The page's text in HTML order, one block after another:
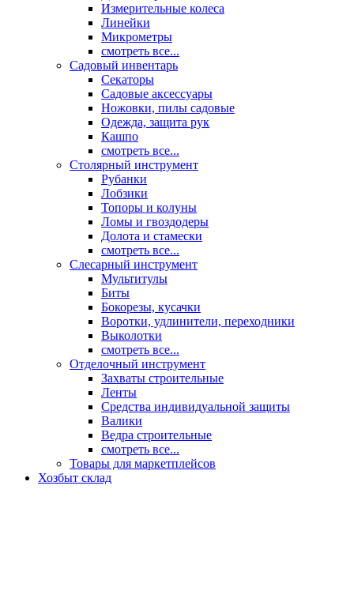
Измерительные колеса
Линейки
Микрометры
смотреть все...
Садовый инвентарь
Секаторы
Садовые аксессуары
Ножовки, пилы садовые
Одежда, защита рук
Кашпо
смотреть все...
Столярный инструмент
Рубанки
Лобзики
Топоры и колуны
Ломы и гвоздодеры
Долота и стамески
смотреть все...
Слесарный инструмент
Мультитулы
Биты
Бокорезы, кусачки
Воротки, удлинители, переходники
Выколотки
смотреть все...
Отделочный инструмент
Захваты строительные
Ленты
Средства индивидуальной защиты
Валики
Ведра строительные
смотреть все...
Товары для маркетплейсов
Хозбыт склад